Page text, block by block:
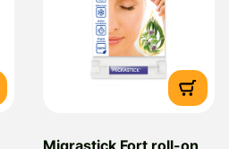
Migrastick Fort roll-on